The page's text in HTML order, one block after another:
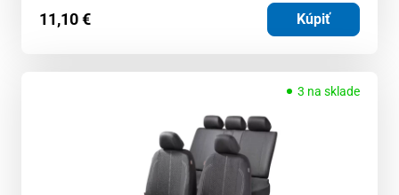
11,10€ Kúpiť
3 na sklade